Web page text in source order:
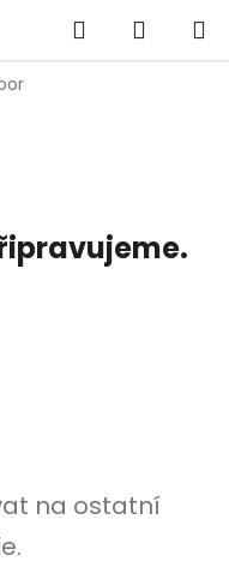
Hledat
KOŠÍK
na ostatní